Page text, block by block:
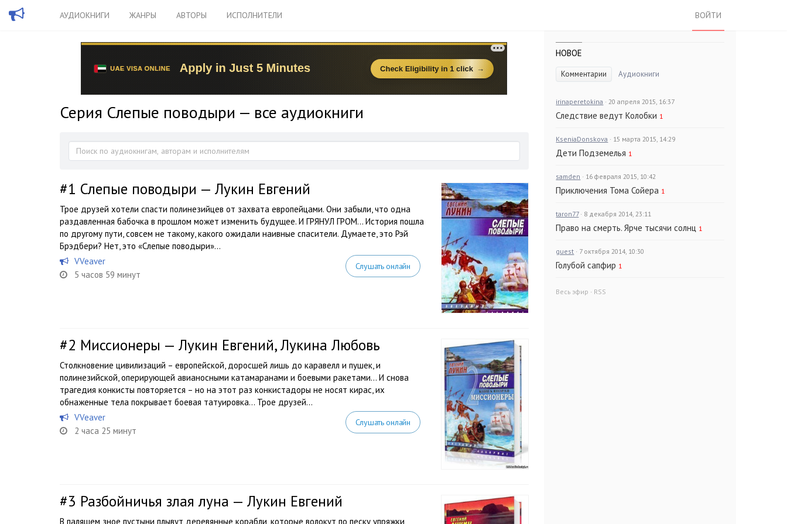
АУДИОКНИГИ ЖАНРЫ АВТОРЫ ИСПОЛНИТЕЛИ ВОЙТИ
Серия Слепые поводыри — все аудиокниги
#1 Слепые поводыри — Лукин Евгений
Трое друзей хотели спасти полинезийцев от захвата европейцами. Они забыли, что одна
раздавленная бабочка в прошлом может изменить будущее. И ГРЯНУЛ ГРОМ… История пошла
по другому пути, совсем не такому, какого ожидали наивные спасители. Думаете, это Рэй
Брэдбери? Нет, это «Слепые поводыри»...
VVeaver
5 часов 59 минут
Слушать онлайн
#2 Миссионеры — Лукин Евгений, Лукина Любовь
Столкновение цивилизаций – европейской, доросшей лишь до каравелл и пушек, и
полинезийской, оперирующей авианосными катамаранами и боевыми ракетами… И снова
трагедия конкисты повторяется – но на этот раз конкистадоры не носят кирас, их
обнаженные тела покрывает боевая татуировка… Трое друзей...
VVeaver
2 часа 25 минут
Слушать онлайн
#3 Разбойничья злая луна — Лукин Евгений
В палящем зное пустыни плывут деревянные корабли, которые волокут по песку упряжки
НОВОЕ
Комментарии Аудиокниги
irinaperetokina · 20 апреля 2015, 16:37
Следствие ведут Колобки 1
KseniaDonskova · 15 марта 2015, 14:29
Дети Подземелья 1
samden · 16 февраля 2015, 10:42
Приключения Тома Сойера 1
taron77 · 8 декабря 2014, 23:11
Право на смерть. Ярче тысячи солнц 1
guest · 7 октября 2014, 10:30
Голубой сапфир 1
Весь эфир · RSS